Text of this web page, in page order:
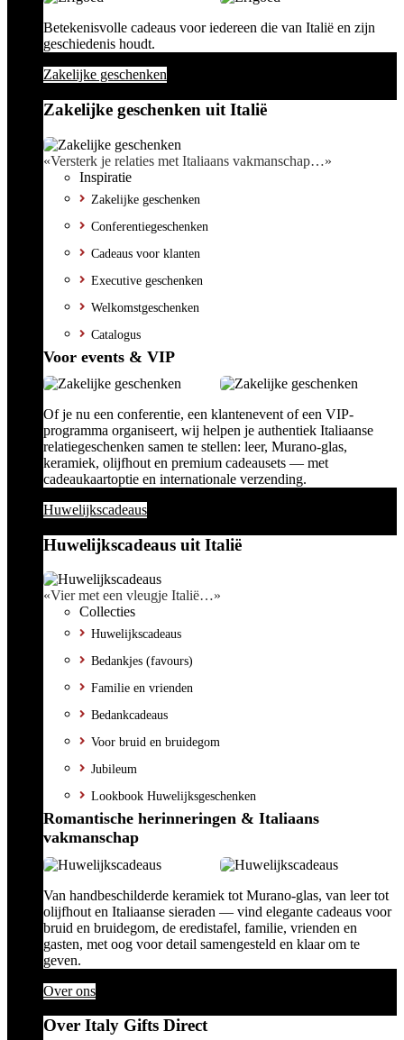
Betekenisvolle cadeaus voor iedereen die van Italië en zijn
geschiedenis houdt.
Zakelijke geschenken
Zakelijke geschenken uit Italië
«Versterk je relaties met Italiaans vakmanschap…»
Inspiratie
Zakelijke geschenken
Conferentiegeschenken
Cadeaus voor klanten
Executive geschenken
Welkomstgeschenken
Catalogus
Voor events & VIP
Of je nu een conferentie, een klantenevent of een VIP-
programma organiseert, wij helpen je authentiek Italiaanse
relatiegeschenken samen te stellen: leer, Murano-glas,
keramiek, olijfhout en premium cadeausets — met
cadeaukaartoptie en internationale verzending.
Huwelijkscadeaus
Huwelijkscadeaus uit Italië
«Vier met een vleugje Italië…»
Collecties
Huwelijkscadeaus
Bedankjes (favours)
Familie en vrienden
Bedankcadeaus
Voor bruid en bruidegom
Jubileum
Lookbook Huwelijksgeschenken
Romantische herinneringen & Italiaans
vakmanschap
Van handbeschilderde keramiek tot Murano-glas, van leer tot
olijfhout en Italiaanse sieraden — vind elegante cadeaus voor
bruid en bruidegom, de eredistafel, familie, vrienden en
gasten, met oog voor detail samengesteld en klaar om te
geven.
Over ons
Over Italy Gifts Direct